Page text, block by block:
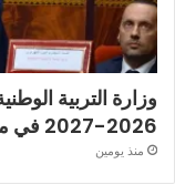
وزارة التربية
2026-2027 في موعده الرسمي
منذ يومين